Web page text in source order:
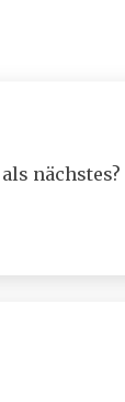
nächstes?